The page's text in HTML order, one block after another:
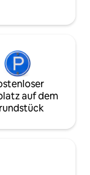
auf dem